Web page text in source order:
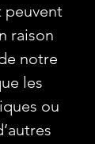
peuvent
raison
notre
les
ou